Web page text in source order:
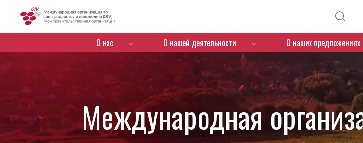
Menú de navegación
О нас О нашей деятельности О наших предложениях
Международная